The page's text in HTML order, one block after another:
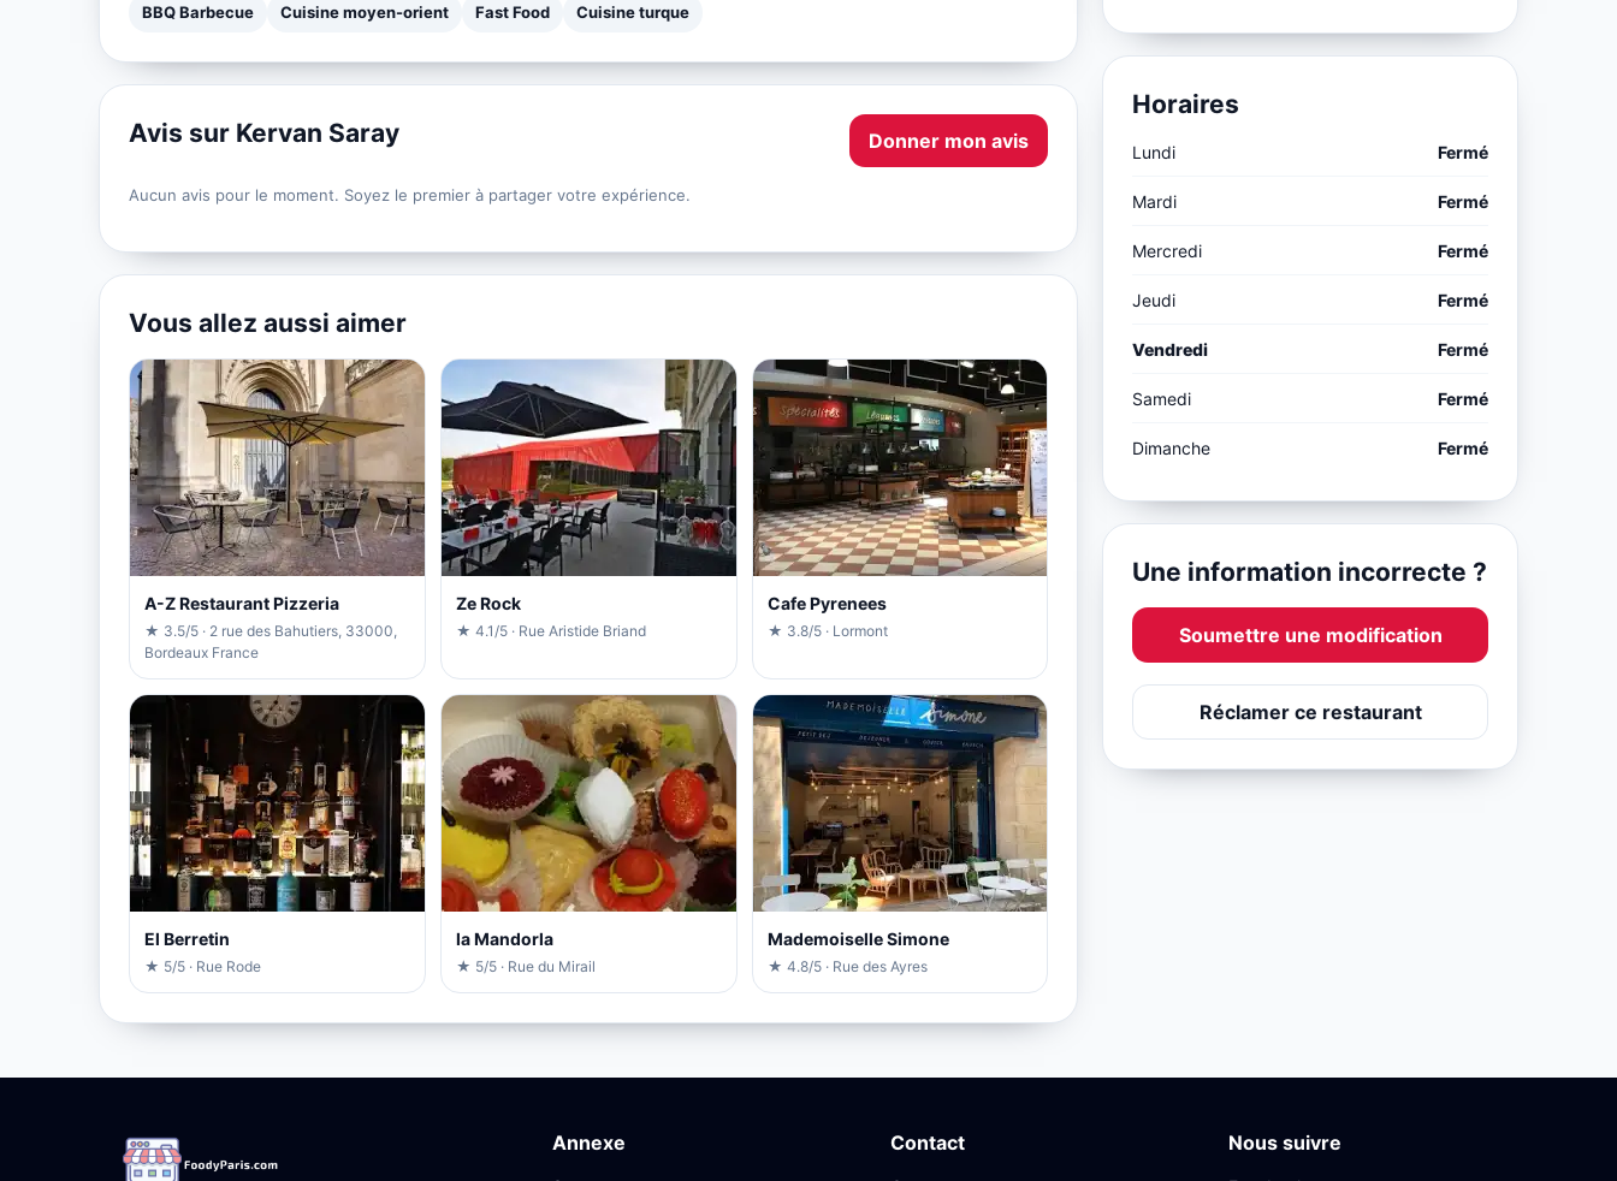
BBQ Barbecue Cuisine moyen-orient Fast Food Cuisine turque
Avis sur Kervan Saray Donner mon avis
Aucun avis pour le moment. Soyez le premier à partager votre expérience.
Vous allez aussi aimer
A-Z Restaurant Pizzeria
★ 3.5/5 · 2 rue des Bahutiers, 33000,
Bordeaux France
Ze Rock
★ 4.1/5 · Rue Aristide Briand
Cafe Pyrenees
★ 3.8/5 · Lormont
El Berretin
★ 5/5 · Rue Rode
la Mandorla
★ 5/5 · Rue du Mirail
Mademoiselle Simone
★ 4.8/5 · Rue des Ayres
Horaires
Lundi Fermé
Mardi Fermé
Mercredi Fermé
Jeudi Fermé
Vendredi Fermé
Samedi Fermé
Dimanche Fermé
Une information incorrecte ?
Soumettre une modification
Réclamer ce restaurant
Annexe Contact Nous suivre